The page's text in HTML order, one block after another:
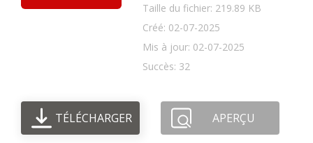
Taille du fichier: 219.89 KB
Créé: 02-07-2025
Mis à jour: 02-07-2025
Succès: 32
TÉLÉCHARGER APERÇU